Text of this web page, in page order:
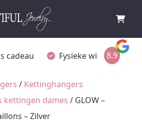
Ommen Gratis achteraf
8.9
/ Kettinghangers
kettingen dames / GLOW –
– Zilver